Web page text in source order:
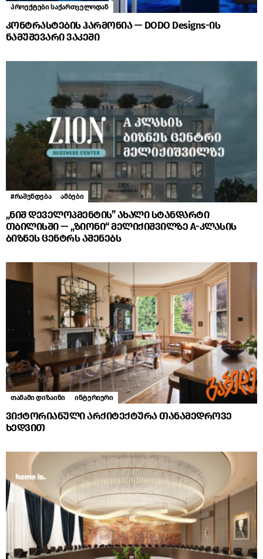
პროექტები საქართველოდან
კონტრასტების ჰარმონია — DODO Designs-ის
ნამუშევარი ვაკეში
#რაშენდება ამბები
„ნიშ დეველოპმენტის” ახალი სტანდარტი
თბილისში — „ზიონი“ მელიქიშვილზე A-კლასის
ბიზნეს ცენტრს აშენებს
თამამი დიზაინი ინტერიერი
ვიქტორიანული არქიტექტურა თანამედროვე
ხედვით